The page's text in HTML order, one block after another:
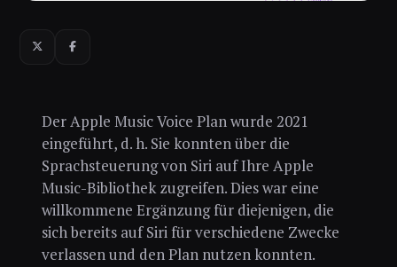
Der Apple Music Voice Plan wurde 2021
eingeführt, d. h. Sie konnten über die
Sprachsteuerung von Siri auf Ihre Apple
Music-Bibliothek zugreifen. Dies war eine
willkommene Ergänzung für diejenigen, die
sich bereits auf Siri für verschiedene Zwecke
verlassen und den Plan nutzen konnten.